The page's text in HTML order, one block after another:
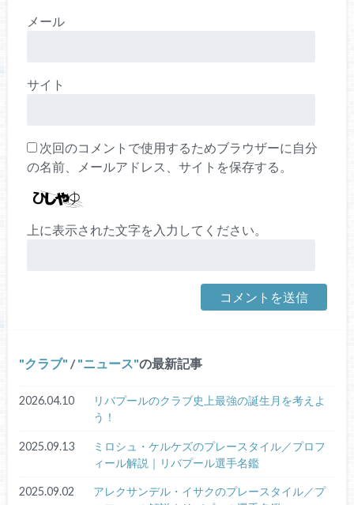
メール
サイト
次回のコメントで使用するためブラウザーに自分
の名前、メールアドレス、サイトを保存する。
上に表示された文字を入力してください。
クラブ / ニュース の最新記事
2026.04.10
リバプールのクラブ史上最強の誕生月を考えよ
う！
2025.09.13
ミロシュ・ケルケズのプレースタイル／プロフ
ィール解説｜リバプール選手名鑑
2025.09.02
アレクサンデル・イサクのプレースタイル／プ